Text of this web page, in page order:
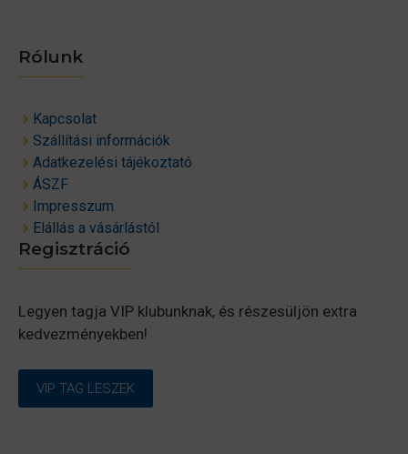
Rólunk
Kapcsolat
Szállítási információk
Adatkezelési tájékoztató
ÁSZF
Impresszum
Elállás a vásárlástól
Regisztráció
Legyen tagja VIP klubunknak, és részesüljön extra
kedvezményekben!
VIP TAG LESZEK